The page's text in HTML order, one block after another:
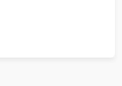
напитка и
посторонних